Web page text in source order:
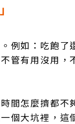
例如：吃飽
管有用沒用
間怎麼擠都
個大坑裡，